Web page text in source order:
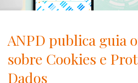
INCLUSÃO E DIVERSIDADE
PRÊMIOS
NOSSA EQUIPE
PROFISSIONAIS
CARREIRA
Localização
ANPD publica guia
sobre Cookies e
Dados